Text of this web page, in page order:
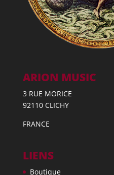
ARION MUSIC
3 RUE MORICE
92110 CLICHY
FRANCE
LIENS
Boutique